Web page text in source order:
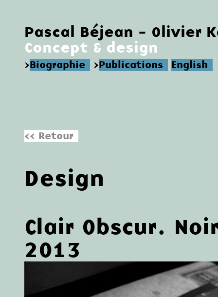
Pascal Béjean - Olivier
Concept & design
>Biographie >Publications English
<< Retour
Design
Clair Obscur.
2013